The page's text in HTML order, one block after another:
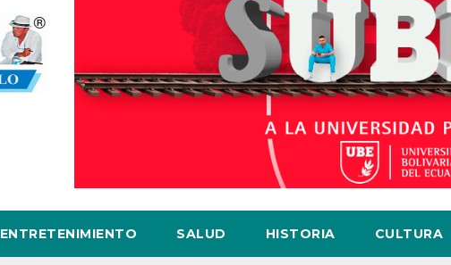
ENTRETENIMIENTO SALUD HISTORIA CULTURA